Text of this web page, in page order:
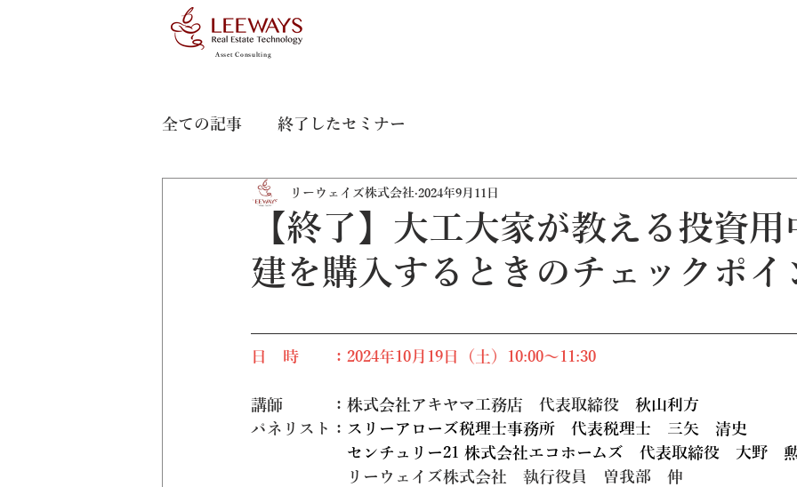
Asset Consulting
全ての記事 終了したセミナー
【終了】大工大家が教える投資
建を購入するときのチェックポイ
リーウェイズ株式会社 2024年9月11日
日　時　　：2024年10月19日（土）10:00～11:30
講師         ： 株式会社アキヤマ工務店　代表取締役 秋山利方
パネリスト： スリーアローズ税理士事務所　代表税理士　三矢　清史
センチュリー21 株式会社エコホームズ　代表取締役
大野　
リーウェイズ株式会社　執行役員　曽我部　伸